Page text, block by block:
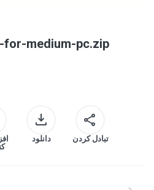
for-medium-pc.zip
دانلود تبادل کردن